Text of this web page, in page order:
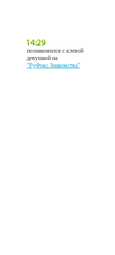
познакомился с клевой
девушкой на
“РуФокс Знакомства”